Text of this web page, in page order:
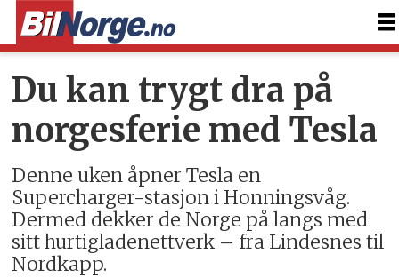
Du kan trygt dra på
norgesferie med Tesla
Denne uken åpner Tesla en
Supercharger-stasjon i Honningsvåg.
Dermed dekker de Norge på langs med
sitt hurtigladenettverk – fra Lindesnes til
Nordkapp.